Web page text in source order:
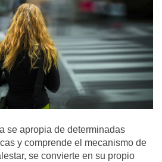
se apropia de determinadas
y comprende el mecanismo de
se convierte en su propio